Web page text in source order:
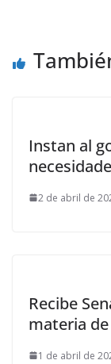
Instan al
2 de abril de
Recibe
materia
1 de abril de